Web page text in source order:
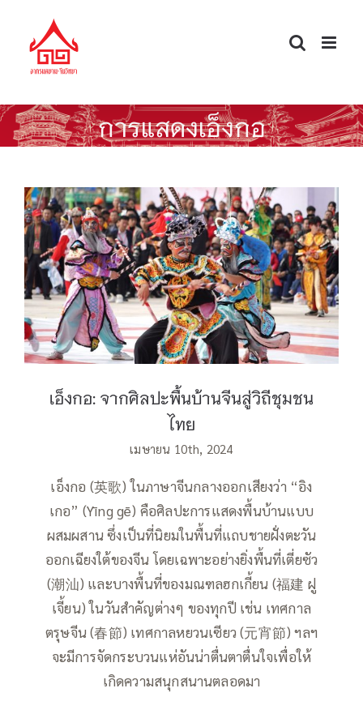
content
การแสดงเอ็งกอ
เอ็งกอ: จากศิลปะพื้นบ้านจีนสู่วิถีชุมชน
ไทย
เอ็งกอ: จากศิลปะพื้นบ้านจีนสู่วิถีชุมชน
ไทย
เมษายน 10th, 2024
เอ็งกอ (英歌) ในภาษาจีนกลางออกเสียงว่า “อิง
เกอ” (Yīng gē) คือศิลปะการแสดงพื้นบ้านแบบ
ผสมผสาน ซึ่งเป็นที่นิยมในพื้นที่แถบชายฝั่งตะวัน
ออกเฉียงใต้ของจีน โดยเฉพาะอย่างยิ่งพื้นที่เตี่ยซัว
(潮汕) และบางพื้นที่ของมณฑลฮกเกี้ยน (福建 ฝู
เจี้ยน) ในวันสำคัญต่างๆ ของทุกปี เช่น เทศกาล
ตรุษจีน (春節) เทศกาลหยวนเซียว (元宵節) ฯลฯ
จะมีการจัดกระบวนแห่อันน่าตื่นตาตื่นใจเพื่อให้
เกิดความสนุกสนานตลอดมา